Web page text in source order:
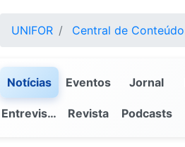
UNIFOR Central de Conteúdo
Notícias Eventos Jornal
Entrevistas Revista Podcasts